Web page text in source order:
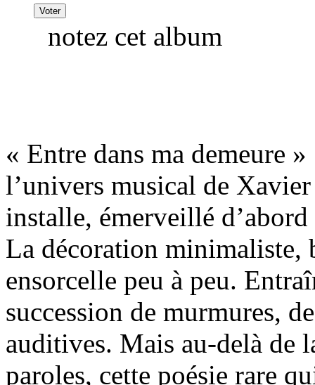
notez cet album
« Entre dans ma demeure
l’univers musical de
installe, émerveillé
La décoration minimaliste,
ensorcelle peu à peu.
succession de murmures,
auditives. Mais au-delà de
paroles, cette poésie rare